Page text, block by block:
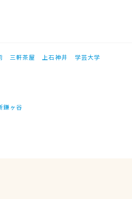
三軒茶屋 上石神井
学芸大学
鎌ヶ谷